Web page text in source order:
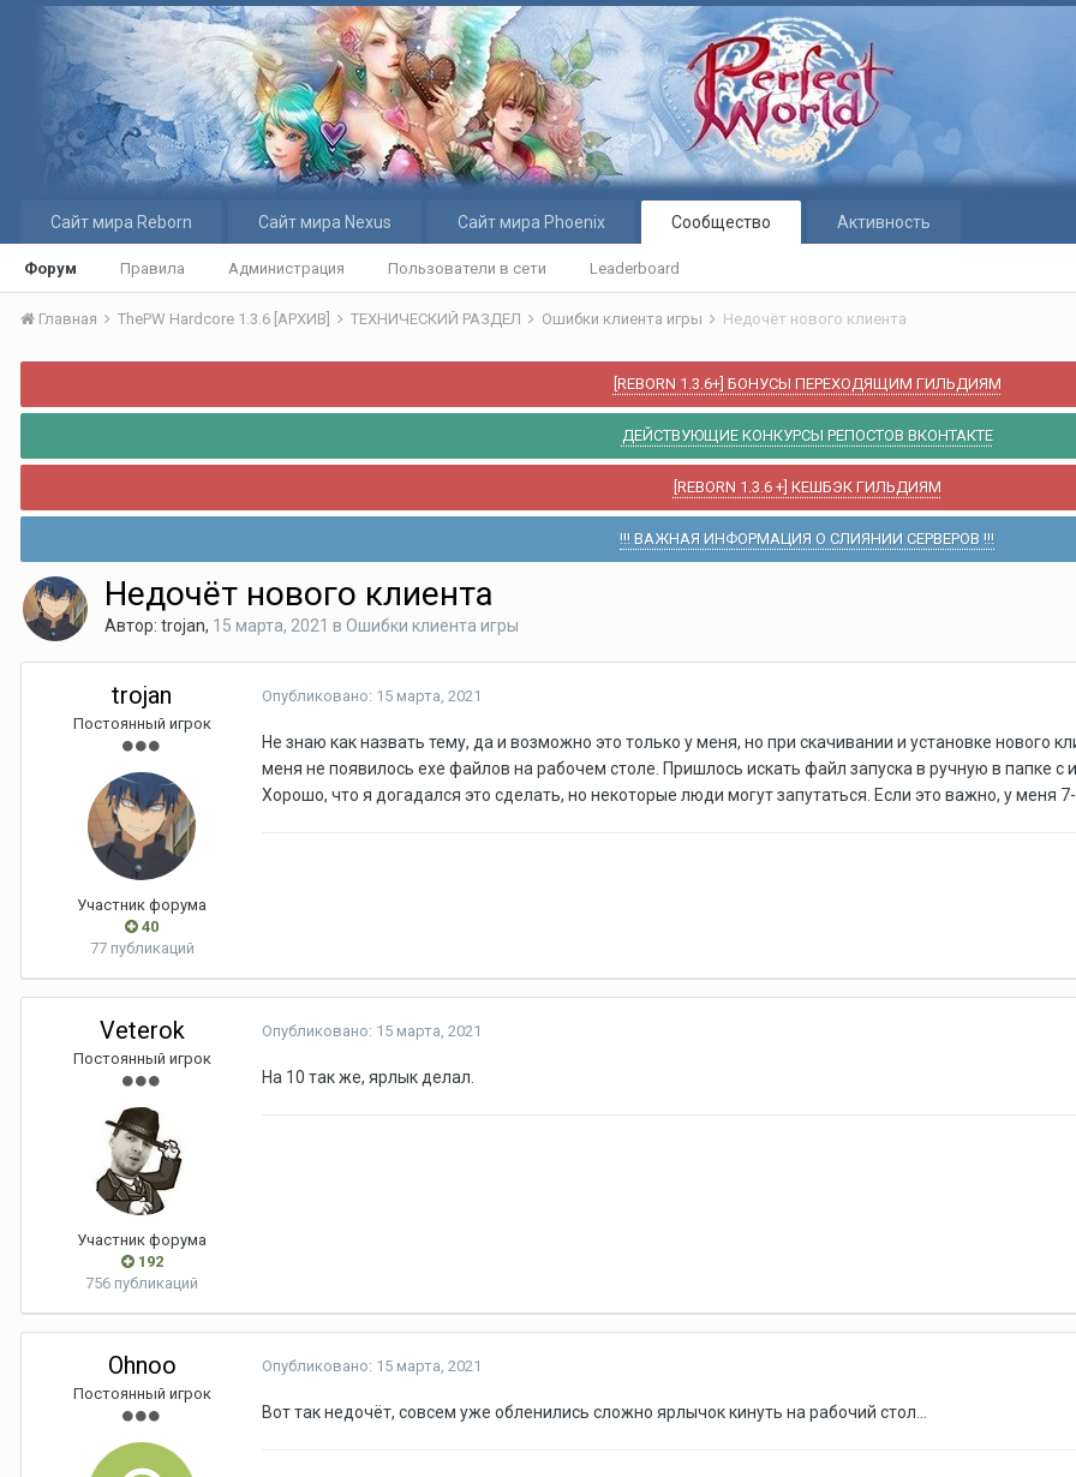
Сайт мира Reborn Сайт мира Nexus Сайт мира Phoenix Сообщество
Форум Правила Администрация Пользователи в сети Leaderboard
Активность
Главная ThePW Hardcore 1.3.6 [АРХИВ] ТЕХНИЧЕСКИЙ РАЗДЕЛ Ошибки клиента игры Недочёт нового клиента
[REBORN 1.3.6+] БОНУСЫ ПЕРЕХОДЯЩИМ ГИЛЬДИЯМ
ДЕЙСТВУЮЩИЕ КОНКУРСЫ РЕПОСТОВ ВКОНТАКТЕ
[REBORN 1.3.6 +] КЕШБЭК ГИЛЬДИЯМ
!!! ВАЖНАЯ ИНФОРМАЦИЯ О СЛИЯНИИ СЕРВЕРОВ !!!
Недочёт нового клиента
Автор: trojan, 15 марта, 2021 в Ошибки клиента игры
trojan
Постоянный игрок
Участник форума
40
77 публикаций
Опубликовано: 15 марта, 2021
Не знаю как назвать тему, да и возможно это только у меня, но при скачивании и установке нового
меня не появилось exe файлов на рабочем столе. Пришлось искать файл запуска в ручную в папке
Хорошо, что я догадался это сделать, но некоторые люди могут запутаться. Если это важно, у меня
Veterok
Постоянный игрок
Участник форума
192
756 публикаций
Опубликовано: 15 марта, 2021
На 10 так же, ярлык делал.
Ohnoo
Постоянный игрок
Опубликовано: 15 марта, 2021
Вот так недочёт, совсем уже обленились сложно ярлычок кинуть на рабочий стол...